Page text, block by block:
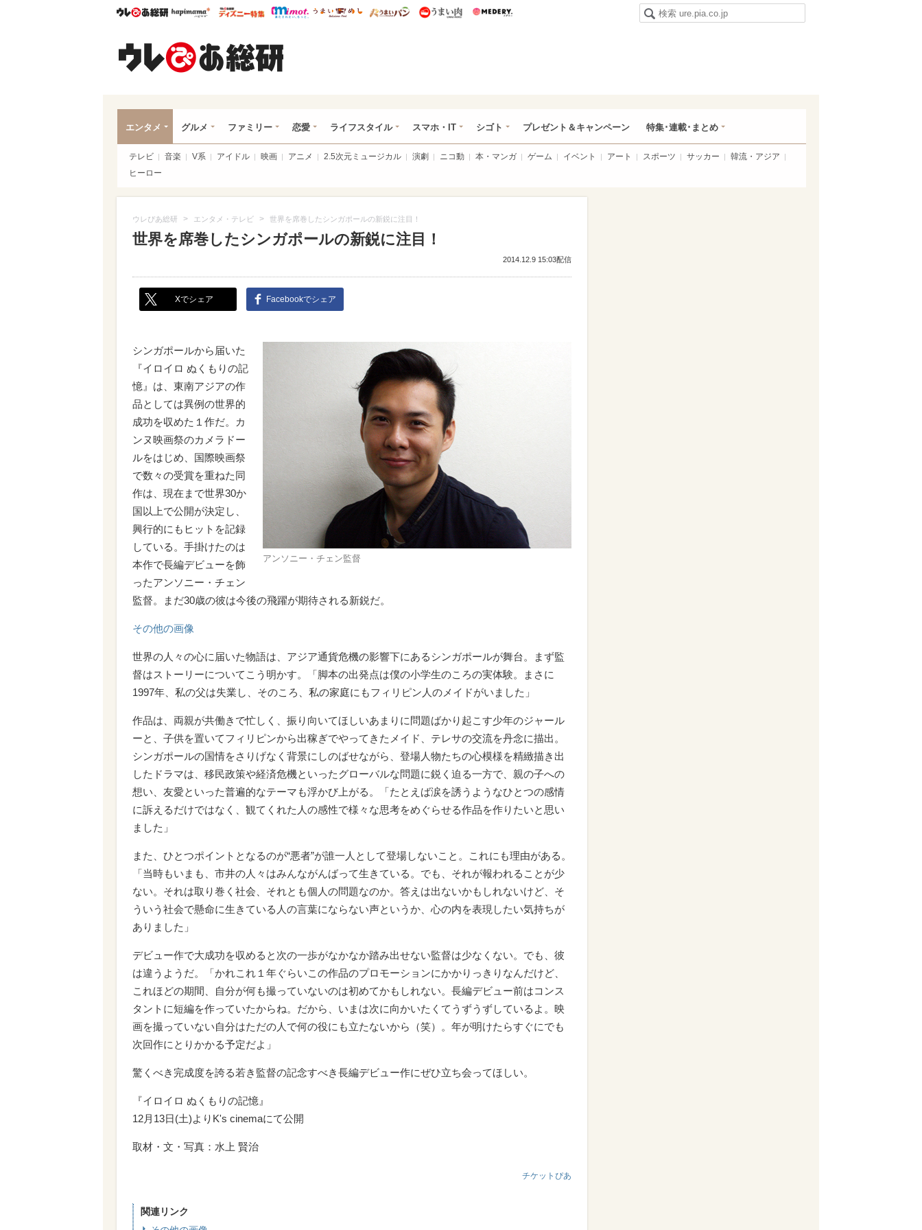
ウレぴあ総研ハピママ* ウレぴあ総研 ディズニー特集
mimot. うまいめし うまいパン うまい肉
エンタメ グルメ ファミリー 恋愛 ライフスタイル スマホ・IT シゴト プレゼント＆キャンペーン 特集･連載･まとめ
テレビ 音楽 V系 アイドル 映画 アニメ 2.5次元ミュージカル 演劇 ニコ動 本・マンガ ゲーム イベント アート スポーツ サッカー
韓流・アジア
ヒーロー
ウレぴあ総研 > エンタメ・テレビ > 世界を席巻したシンガポールの新鋭に注目！
世界を席巻したシンガポールの新鋭に注目！
2014.12.9 15:03配信
Xでシェア Facebookでシェア
アンソニー・チェン監督
シンガポールから届いた
『イロイロ ぬくもりの記
憶』は、東南アジアの作
品としては異例の世界的
成功を収めた１作だ。カ
ンヌ映画祭のカメラドー
ルをはじめ、国際映画祭
で数々の受賞を重ねた同
作は、現在まで世界30か
国以上で公開が決定し、
興行的にもヒットを記録
している。手掛けたのは
本作で長編デビューを飾
ったアンソニー・チェン
監督。まだ30歳の彼は今後の飛躍が期待される新鋭だ。
その他の画像
世界の人々の心に届いた物語は、アジア通貨危機の影響下にあるシンガポールが舞台。まず監
督はストーリーについてこう明かす。「脚本の出発点は僕の小学生のころの実体験。まさに
1997年、私の父は失業し、そのころ、私の家庭にもフィリピン人のメイドがいました」
作品は、両親が共働きで忙しく、振り向いてほしいあまりに問題ばかり起こす少年のジャール
ーと、子供を置いてフィリピンから出稼ぎでやってきたメイド、テレサの交流を丹念に描出。
シンガポールの国情をさりげなく背景にしのばせながら、登場人物たちの心模様を精緻描き出
したドラマは、移民政策や経済危機といったグローバルな問題に鋭く迫る一方で、親の子への
想い、友愛といった普遍的なテーマも浮かび上がる。「たとえば涙を誘うようなひとつの感情
に訴えるだけではなく、観てくれた人の感性で様々な思考をめぐらせる作品を作りたいと思い
ました」
また、ひとつポイントとなるのが“悪者”が誰一人として登場しないこと。これにも理由がある。
「当時もいまも、市井の人々はみんながんばって生きている。でも、それが報われることが少
ない。それは取り巻く社会、それとも個人の問題なのか。答えは出ないかもしれないけど、そ
ういう社会で懸命に生きている人の言葉にならない声というか、心の内を表現したい気持ちが
ありました」
デビュー作で大成功を収めると次の一歩がなかなか踏み出せない監督は少なくない。でも、彼
は違うようだ。「かれこれ１年ぐらいこの作品のプロモーションにかかりっきりなんだけど、
これほどの期間、自分が何も撮っていないのは初めてかもしれない。長編デビュー前はコンス
タントに短編を作っていたからね。だから、いまは次に向かいたくてうずうずしているよ。映
画を撮っていない自分はただの人で何の役にも立たないから（笑）。年が明けたらすぐにでも
次回作にとりかかる予定だよ」
驚くべき完成度を誇る若き監督の記念すべき長編デビュー作にぜひ立ち会ってほしい。
『イロイロ ぬくもりの記憶』
12月13日(土)よりK's cinemaにて公開
取材・文・写真：水上 賢治
チケットぴあ
関連リンク